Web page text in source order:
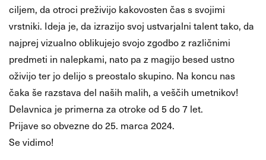
ciljem, da otroci preživijo kakovosten čas s svojimi
vrstniki. Ideja je, da izrazijo svoj ustvarjalni talent tako, da
najprej vizualno oblikujejo svojo zgodbo z različnimi
predmeti in nalepkami, nato pa z magijo besed ustno
oživijo ter jo delijo s preostalo skupino. Na koncu nas
čaka še razstava del naših malih, a veščih umetnikov!
Delavnica je primerna za otroke od 5 do 7 let.
Prijave so obvezne do 25. marca 2024.
Se vidimo!